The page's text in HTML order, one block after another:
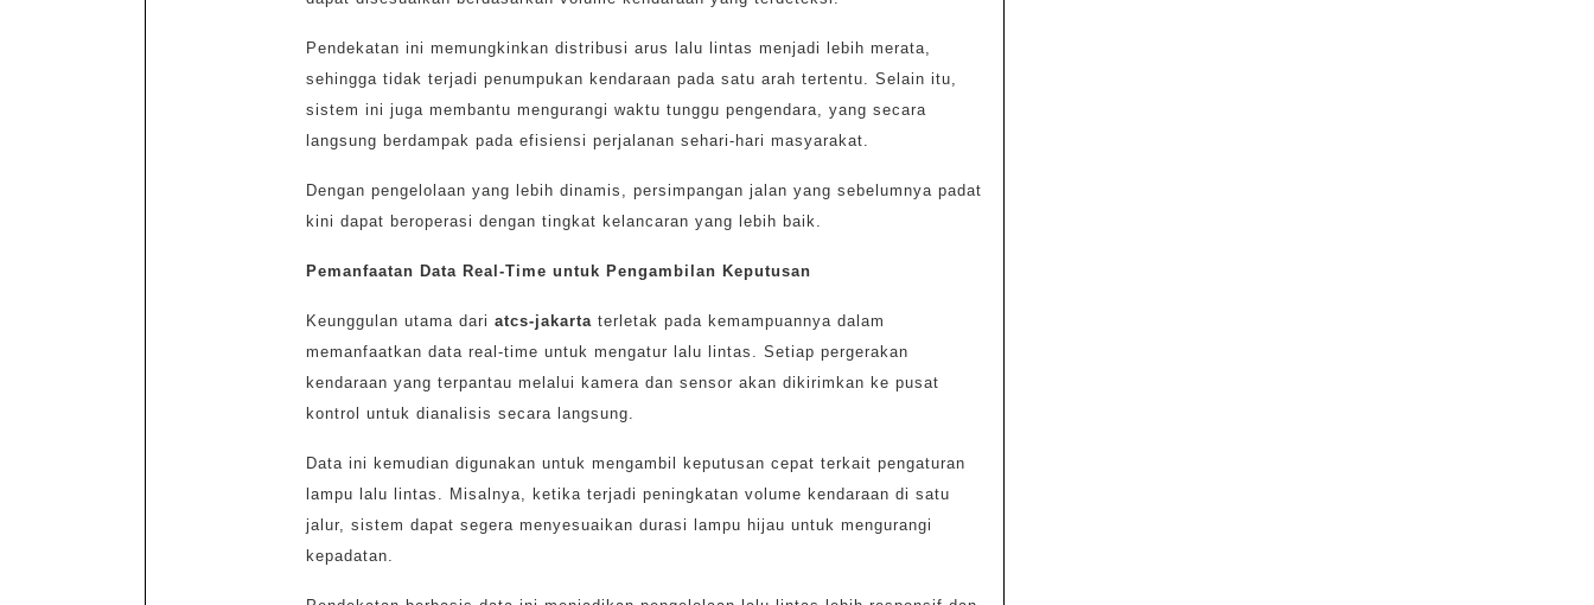
Pendekatan ini memungkinkan distribusi arus lalu lintas menjadi lebih merata,
sehingga tidak terjadi penumpukan kendaraan pada satu arah tertentu. Selain itu,
sistem ini juga membantu mengurangi waktu tunggu pengendara, yang secara
langsung berdampak pada efisiensi perjalanan sehari-hari masyarakat.
Dengan pengelolaan yang lebih dinamis, persimpangan jalan yang sebelumnya padat
kini dapat beroperasi dengan tingkat kelancaran yang lebih baik.
Pemanfaatan Data Real-Time untuk Pengambilan Keputusan
Keunggulan utama dari atcs-jakartaterletak pada kemampuannya dalam
memanfaatkan data real-time untuk mengatur lalu lintas. Setiap pergerakan
kendaraan yang terpantau melalui kamera dan sensor akan dikirimkan ke pusat
kontrol untuk dianalisis secara langsung.
Data ini kemudian digunakan untuk mengambil keputusan cepat terkait pengaturan
lampu lalu lintas. Misalnya, ketika terjadi peningkatan volume kendaraan di satu
jalur, sistem dapat segera menyesuaikan durasi lampu hijau untuk mengurangi
kepadatan.